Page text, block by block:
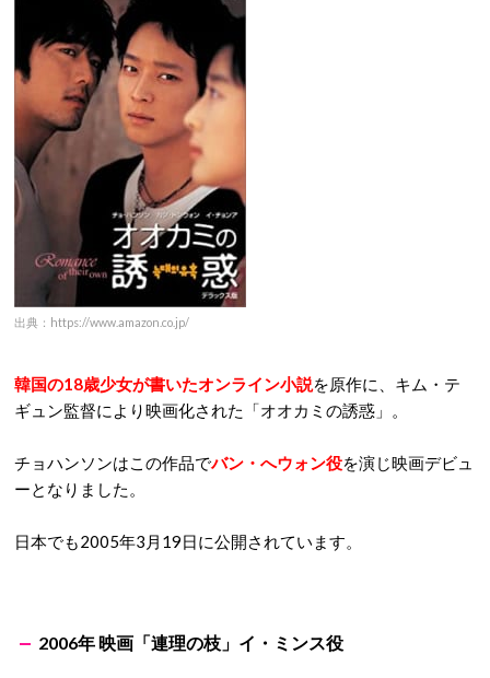
出典：https://www.amazon.co.jp/
韓国の18歳少女が書いたオンライン小説を原作に、キム・テ
ギュン監督により映画化された「オオカミの誘惑」。
チョハンソンはこの作品でバン・へウォン役を演じ映画デビュ
ーとなりました。
日本でも2005年3月19日に公開されています。
2006年 映画「連理の枝」イ・ミンス役